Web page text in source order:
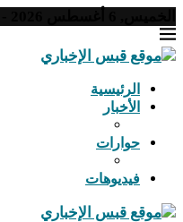
الرئيسية
الأخبار
حوارات
فيديوهات